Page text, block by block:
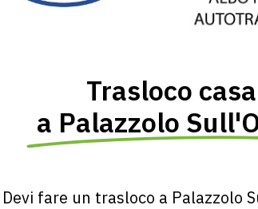
Trasloco casa
a Palazzolo
Devi fare un trasloco a Palazzolo